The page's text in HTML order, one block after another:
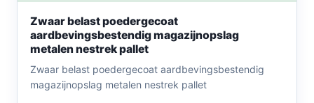
Zwaar belast poedergecoat
aardbevingsbestendig magazijnopslag
metalen nestrek pallet
Zwaar belast poedergecoat aardbevingsbestendig
magazijnopslag metalen nestrek pallet